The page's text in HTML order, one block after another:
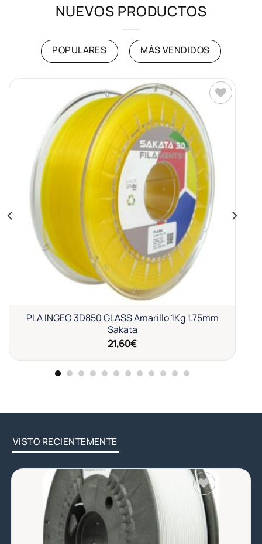
NUEVOS PRODUCTOS
POPULARES MÁS VENDIDOS
lista de
deseos
PLA INGEO 3D850 GLASS Amarillo 1Kg 1.75mm
Sakata
21,60€
VISTO RECIENTEMENTE
Añadir
a la
lista de
deseos